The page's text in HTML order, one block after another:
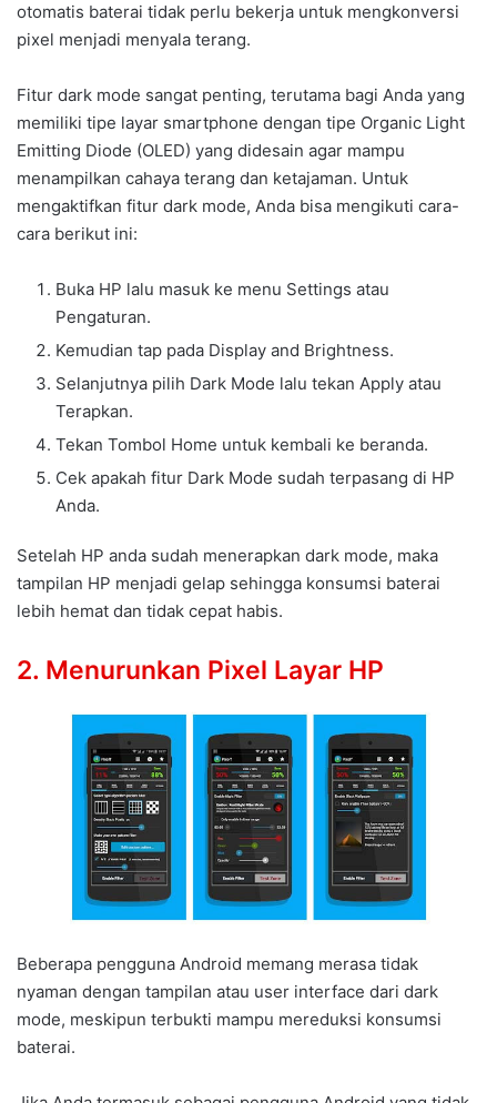
otomatis baterai tidak perlu bekerja untuk mengkonversi
pixel menjadi menyala terang.
Fitur dark mode sangat penting, terutama bagi Anda yang
memiliki tipe layar smartphone dengan tipe Organic Light
Emitting Diode (OLED) yang didesain agar mampu
menampilkan cahaya terang dan ketajaman. Untuk
mengaktifkan fitur dark mode, Anda bisa mengikuti cara-
cara berikut ini:
Buka HP lalu masuk ke menu Settings atau
Pengaturan.
Kemudian tap pada Display and Brightness.
Selanjutnya pilih Dark Mode lalu tekan Apply atau
Terapkan.
Tekan Tombol Home untuk kembali ke beranda.
Cek apakah fitur Dark Mode sudah terpasang di HP
Anda.
Setelah HP anda sudah menerapkan dark mode, maka
tampilan HP menjadi gelap sehingga konsumsi baterai
lebih hemat dan tidak cepat habis.
2. Menurunkan Pixel Layar HP
Beberapa pengguna Android memang merasa tidak
nyaman dengan tampilan atau user interface dari dark
mode, meskipun terbukti mampu mereduksi konsumsi
baterai.